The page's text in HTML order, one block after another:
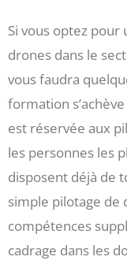
Si vous optez pour
drones dans le
vous faudra
formation
est réservée aux
les personnes les
disposent déjà de
simple pilotage de
compétences
cadrage dans les